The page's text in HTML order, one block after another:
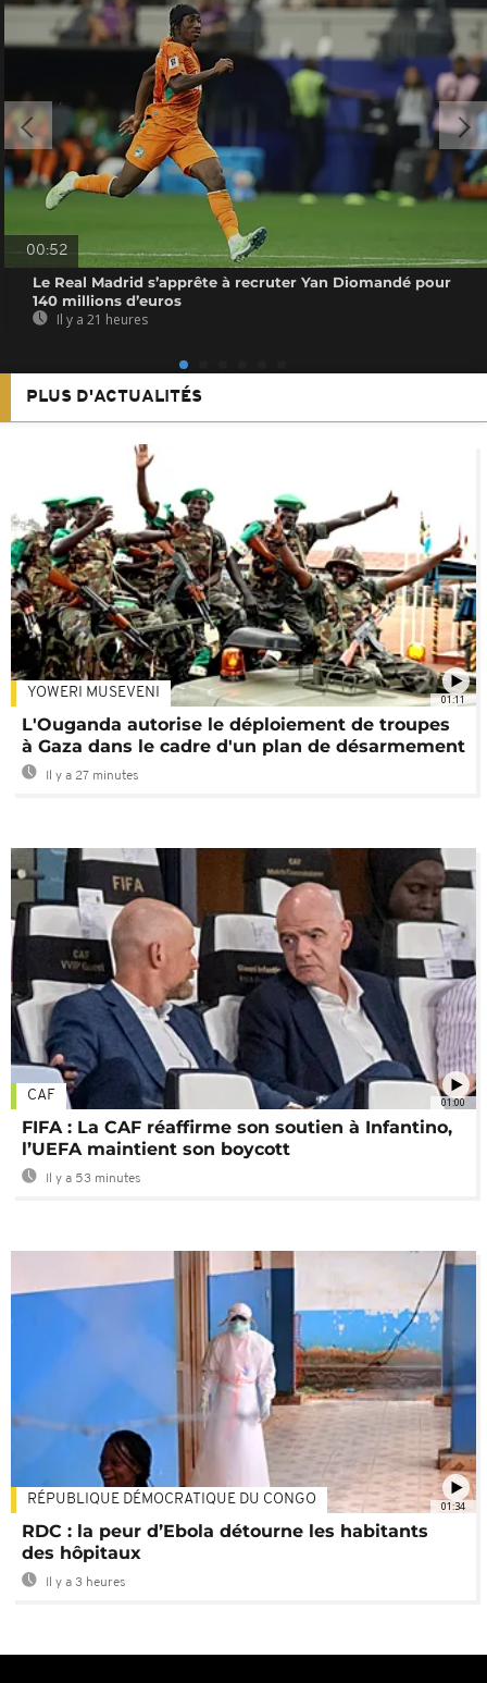
00:52
Le Real Madrid s’apprête à recruter Yan Diomandé pour
140 millions d’euros
Il y a 21 heures
PLUS D'ACTUALITÉS
01:11
YOWERI MUSEVENI
L'Ouganda autorise le déploiement de troupes
à Gaza dans le cadre d'un plan de désarmement
Il y a 27 minutes
01:00
CAF
FIFA : La CAF réaffirme son soutien à Infantino,
l’UEFA maintient son boycott
Il y a 53 minutes
01:34
RÉPUBLIQUE DÉMOCRATIQUE DU CONGO
RDC : la peur d’Ebola détourne les habitants
des hôpitaux
Il y a 3 heures